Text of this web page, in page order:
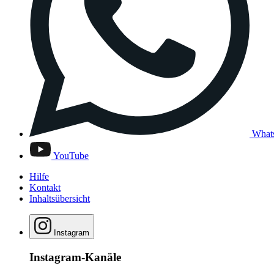
YouTube
Hilfe
Kontakt
Inhaltsübersicht
Instagram
Instagram-Kanäle